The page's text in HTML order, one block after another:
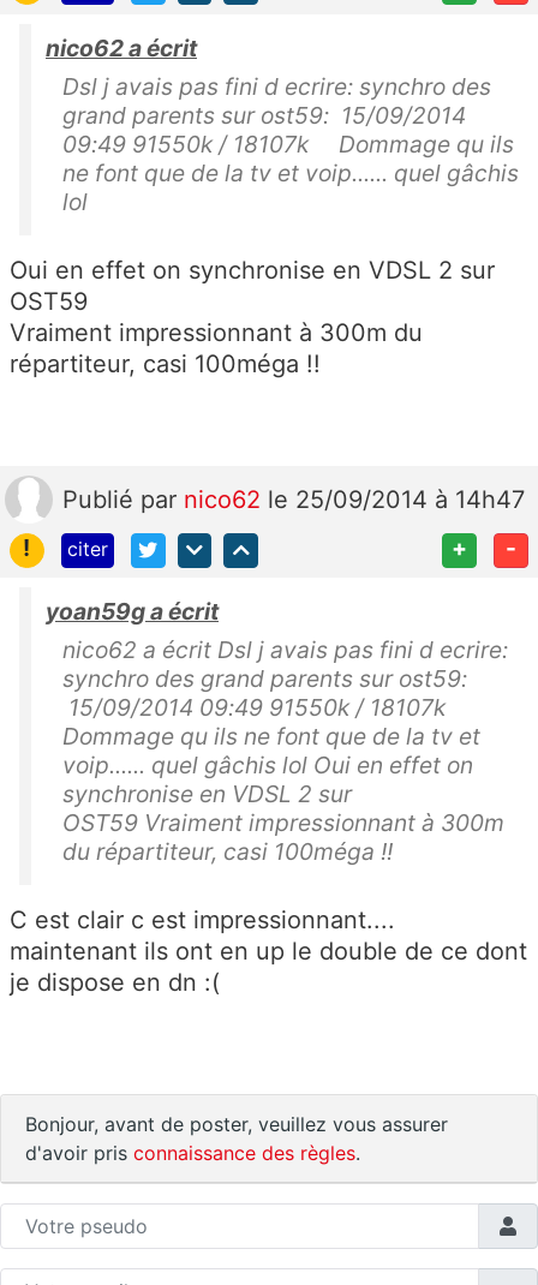
nico62 a écrit
Dsl j avais pas fini d ecrire: synchro des
grand parents sur ost59: 15/09/2014
09:49 91550k / 18107k Dommage qu ils
ne font que de la tv et voip...... quel gâchis
lol
Oui en effet on synchronise en VDSL 2 sur
OST59
Vraiment impressionnant à 300m du
répartiteur, casi 100méga !!
Publié par nico62 le 25/09/2014 à 14h47
!
citer + -
yoan59g a écrit
nico62 a écrit Dsl j avais pas fini d ecrire:
synchro des grand parents sur ost59:
15/09/2014 09:49 91550k / 18107k
Dommage qu ils ne font que de la tv et
voip...... quel gâchis lol Oui en effet on
synchronise en VDSL 2 sur
OST59 Vraiment impressionnant à 300m
du répartiteur, casi 100méga !!
C est clair c est impressionnant....
maintenant ils ont en up le double de ce dont
je dispose en dn :(
Bonjour, avant de poster, veuillez vous assurer
d'avoir pris connaissance des règles.